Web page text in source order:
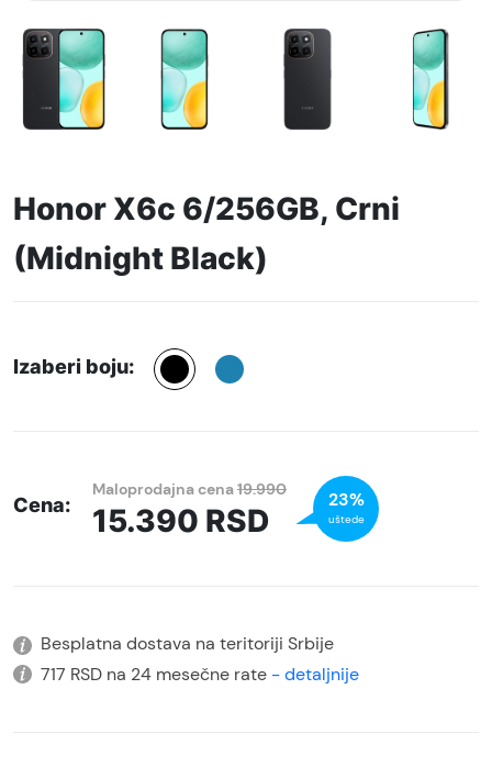
Honor X6c 6/256GB, Crni
(Midnight Black)
Izaberi boju:
Cena:
Maloprodajna cena19.990
15.390 RSD
23%
uštede
Besplatna dostava na teritoriji Srbije
717 RSD na 24 mesečne rate - detaljnije